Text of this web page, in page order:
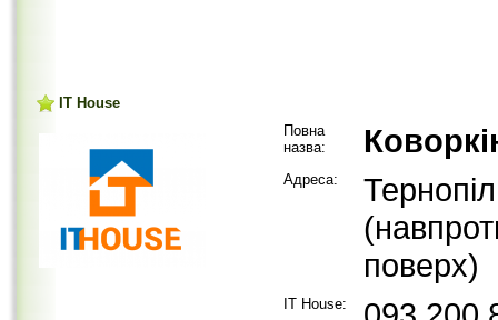
IT House
Повна
назва:
Адреса:
поверх)
IT House: